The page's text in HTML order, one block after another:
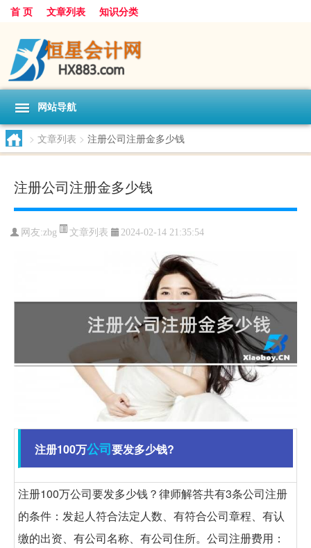
首 页 文章列表 知识分类
网站导航
> 文章列表 > 注册公司注册金多少钱
注册公司注册金多少钱
网友:zbg 文章列表 2024-02-14 21:35:54
注册100万公司要发多少钱?
注册100万公司要发多少钱？律师解答共有3条公司注册
的条件：发起人符合法定人数、有符合公司章程、有认
缴的出资、有公司名称、有公司住所。公司注册费用：